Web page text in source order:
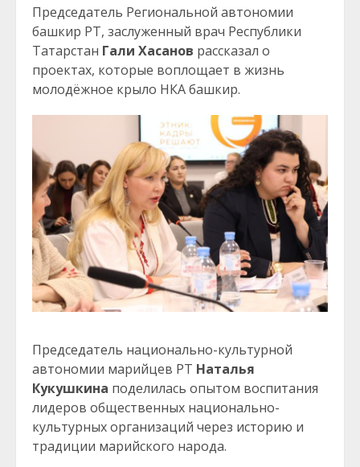
Председатель Региональной автономии
башкир РТ, заслуженный врач Республики
Татарстан Гали Хасанов рассказал о
проектах, которые воплощает в жизнь
молодёжное крыло НКА башкир.
Председатель национально-культурной
автономии марийцев РТ Наталья
Кукушкина поделилась опытом воспитания
лидеров общественных национально-
культурных организаций через историю и
традиции марийского народа.